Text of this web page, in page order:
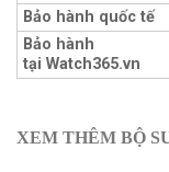
Bảo hành quốc tế
Bảo hành
tại Watch365.vn
XEM THÊM BỘ